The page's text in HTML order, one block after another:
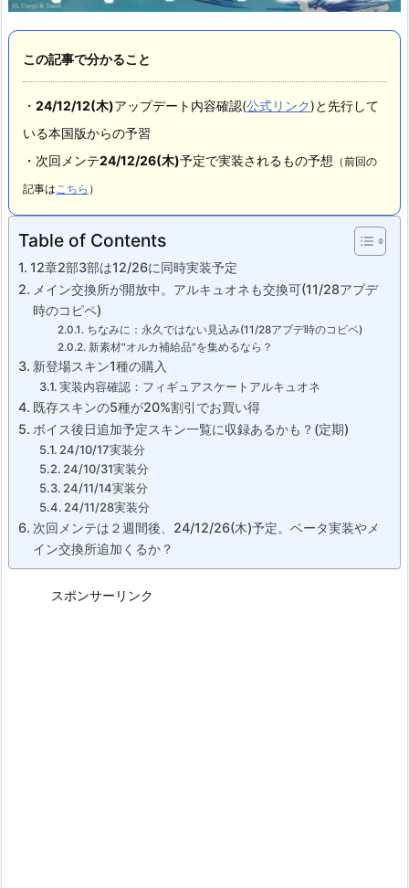
この記事で分かること
・ 24/12/12(木)アップデート内容確認(公式リンク)と先行して
いる本国版からの予習
・次回メンテ24/12/26(木)予定で実装されるもの予想 （前回の
記事はこちら ）
Table of Contents
12章2部3部は12/26に同時実装予定
メイン交換所が開放中。アルキュオネも交換可(11/28アプデ
時のコピペ)
ちなみに：永久ではない見込み(11/28アプデ時のコピペ)
新素材"オルカ補給品"を集めるなら？
新登場スキン1種の購入
実装内容確認：フィギュアスケートアルキュオネ
既存スキンの5種が20%割引でお買い得
ボイス後日追加予定スキン一覧に収録あるかも？(定期)
24/10/17実装分
24/10/31実装分
24/11/14実装分
24/11/28実装分
次回メンテは２週間後、24/12/26(木)予定。ベータ実装やメ
イン交換所追加くるか？
スポンサーリンク